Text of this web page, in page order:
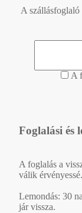
A
A
Foglalási és
A foglalás a
válik érvényessé.
Lemondás: 30
jár vissza.